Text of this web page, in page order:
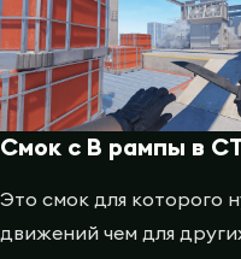
Смок с B рампы в CТ
Это смок для которого
движений чем для